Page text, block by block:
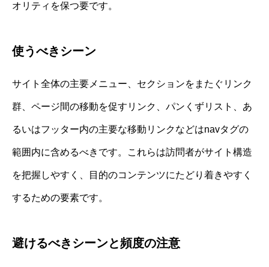
オリティを保つ要です。
使うべきシーン
サイト全体の主要メニュー、セクションをまたぐリンク
群、ページ間の移動を促すリンク、パンくずリスト、あ
るいはフッター内の主要な移動リンクなどはnavタグの
範囲内に含めるべきです。これらは訪問者がサイト構造
を把握しやすく、目的のコンテンツにたどり着きやすく
するための要素です。
避けるべきシーンと頻度の注意